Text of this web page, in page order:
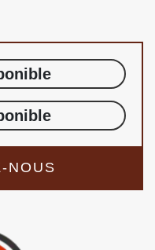
NOUS